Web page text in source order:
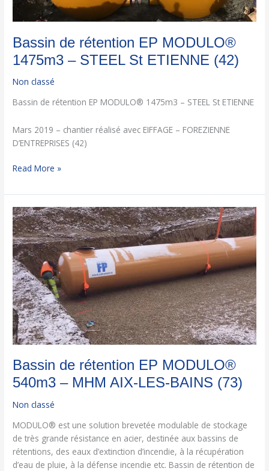
Bassin de rétention EP MODULO®
1475m3 – STEEL St ETIENNE (42)
Non classé
Bassin de rétention EP MODULO® 1475m3 – STEEL St ETIENNE
Mars 2019 – chantier réalisé avec EIFFAGE – FOREZIENNE
D’ENTREPRISES (42)
Read More »
Bassin de rétention EP MODULO®
540m3 – MHM AIX-LES-BAINS (73)
Non classé
MODULO® est une solution brevetée modulable de stockage
de très grande résistance en acier, destinée aux bassins de
rétentions, des eaux d’extinction d’incendie, à la récupération
d’eau de pluie, à la défense incendie etc. Bassin de rétention de
Bassin
de
rétention
EP
MODULO®
540m3
–
MHM
AIX-
LES-
BAINS
(73)